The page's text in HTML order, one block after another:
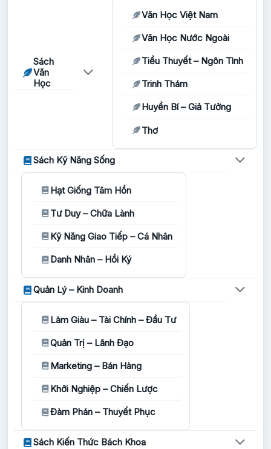
Sách
Văn
Học
Văn Học Việt Nam
Văn Học Nước Ngoài
Tiểu Thuyết – Ngôn Tình
Trinh Thám
Huyền Bí – Giả Tưởng
Thơ
Sách Kỹ Năng Sống
Hạt Giống Tâm Hồn
Tư Duy – Chữa Lành
Kỹ Năng Giao Tiếp – Cá Nhân
Danh Nhân – Hồi Ký
Quản Lý – Kinh Doanh
Làm Giàu – Tài Chính – Đầu Tư
Quản Trị – Lãnh Đạo
Marketing – Bán Hàng
Khởi Nghiệp – Chiến Lược
Đàm Phán – Thuyết Phục
Sách Kiến Thức Bách Khoa